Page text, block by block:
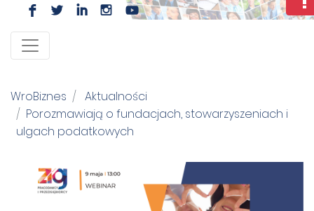
F L I I
WroBiznes
Aktualności
Porozmawiają o fundacjach, stowarzyszeniach i
ulgach podatkowych